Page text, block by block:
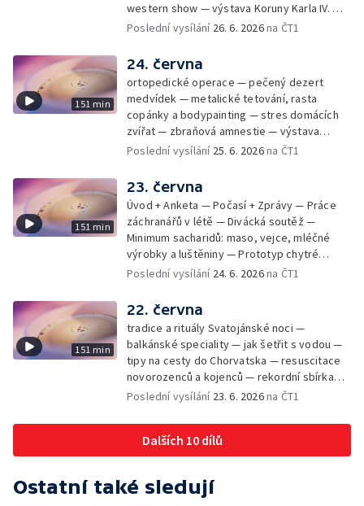
western show — výstava Koruny Karla IV. —
mladý lezecký fenomén Josef Šindel
Poslední vysílání 26. 6. 2026na ČT1
151 min
24. června
ortopedické operace — pečený dezert
medvídek — metalické tetování, rasta
copánky a bodypainting — stres domácích
zvířat — zbraňová amnestie — výstava
mikrofotografií rostlin — fenomenální
Poslední vysílání 25. 6. 2026na ČT1
151 min
23. června
Úvod + Anketa — Počasí + Zprávy — Práce
záchranářů v létě — Divácká soutěž —
Minimum sacharidů: maso, vejce, mléčné
výrobky a luštěniny — Prototyp chytré
vložky do bot pro běžce — Anketa +
záchranářů v létě — Divácká soutěž —
Minimum sacharidů: maso, vejce, mléčné
výrobky a luštěniny — Jak se udržet v
kondici v létě bez posilovny — Prototyp
chytré vložky do bot pro běžce — Anketa +
aktuálně — Škola hrou — Upoutávka na další
vysílání — Počasí + Zprávy — Práce
Minimum sacharidů: maso, vejce, mléčné
výrobky a luštěniny — Mezinárodní folklórní
kondici v létě bez posilovny — Anketa +
Aktuálně — Škola hrou — Počasí — Prototyp
Poslední vysílání 24. 6. 2026na ČT1
151 min
22. června
tradice a rituály Svatojánské noci —
balkánské speciality — jak šetřit s vodou —
tipy na cesty do Chorvatska — resuscitace
novorozenců a kojenců — rekordní sbírka
velkých modelů aut — výroba šperků se
Poslední vysílání 23. 6. 2026na ČT1
Dalších 10 dílů
Ostatní také sledují